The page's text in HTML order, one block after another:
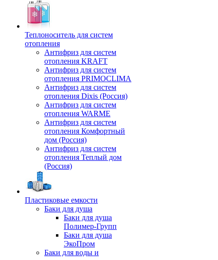
Теплоноситель для систем
отопления
Антифриз для систем
отопления KRAFT
Антифриз для систем
отопления PRIMOCLIMA
Антифриз для систем
отопления Dixis (Россия)
Антифриз для систем
отопления WARME
Антифриз для систем
отопления Комфортный
дом (Россия)
Антифриз для систем
отопления Теплый дом
(Россия)
Пластиковые емкости
Баки для душа
Баки для душа
Полимер-Групп
Баки для душа
ЭкоПром
Баки для воды и